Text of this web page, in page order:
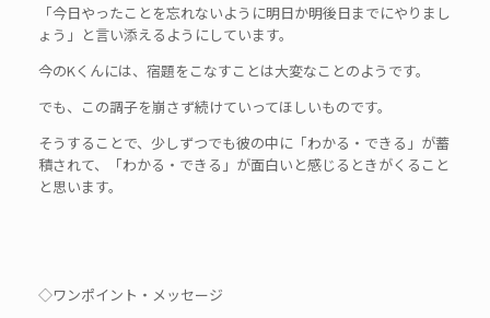
「今日やったことを忘れないように明日か明後日までにやりまし
ょう」と言い添えるようにしています。
今のKくんには、宿題をこなすことは大変なことのようです。
でも、この調子を崩さず続けていってほしいものです。
そうすることで、少しずつでも彼の中に「わかる・できる」が蓄
積されて、「わかる・できる」が面白いと感じるときがくること
と思います。
◇ワンポイント・メッセージ